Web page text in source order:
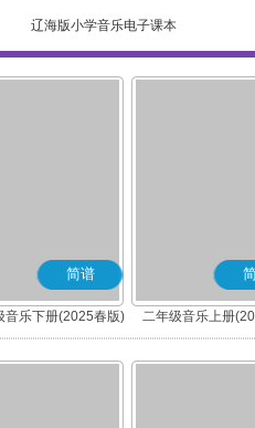
辽海版小学音乐电子课本
简谱
音乐下册(2025春版)
(简谱)
二年级音乐上册
(简谱)